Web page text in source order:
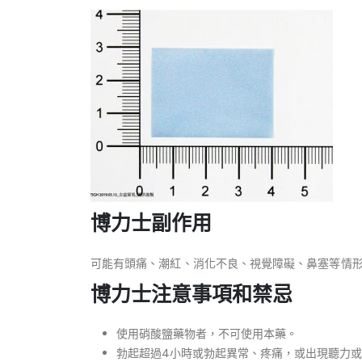
博力士副作用
可能有頭痛、潮紅、消化不良、視覺障礙、鼻塞等情
博力士注意事項和禁忌
使用硝酸鹽藥物者，不可使用本藥。
勃起超過4小時或勃起異常、疼痛，或出現聽力